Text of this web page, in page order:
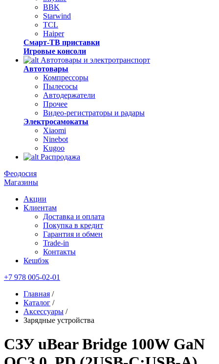
BBK
Starwind
TCL
Haiper
Смарт-ТВ приставки
Игровые консоли
Автотовары и электротранспорт
Автотовары
Компрессоры
Пылесосы
Автодержатели
Прочее
Видео-регистраторы и радары
Электросамокаты
Xiaomi
Ninebot
Kugoo
Распродажа
Феодосия
Магазины
Акции
Клиентам
Доставка и оплата
Покупка в кредит
Гарантия и обмен
Trade-in
Контакты
Кешбэк
+7 978 005-02-01
Главная /
Каталог /
Аксессуары /
Зарядные устройства
СЗУ uBear Bridge 100W GaN